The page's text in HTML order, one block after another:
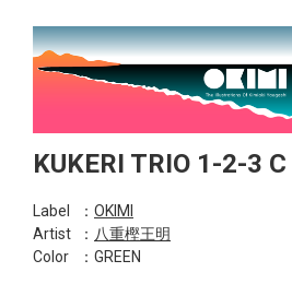
KUKERI TRIO 1-2-3 C
Label ： OKIMI
Artist
： 八重樫王明
Color
：GREEN